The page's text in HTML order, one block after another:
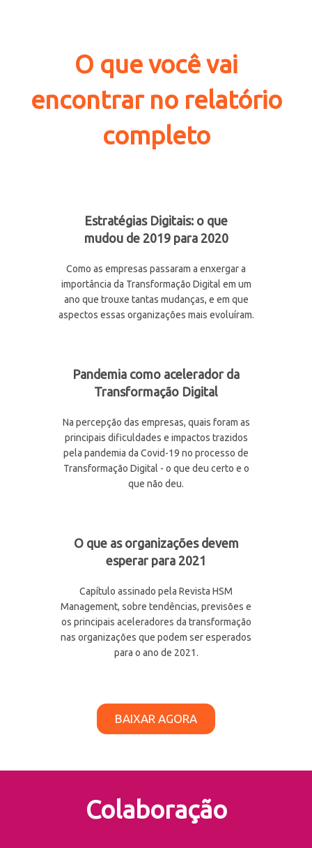
O que você vai
encontrar no relatório
completo
Estratégias Digitais: o que
mudou de 2019 para 2020
Como as empresas passaram a enxergar a
importância da Transformação Digital em um
ano que trouxe tantas mudanças, e em que
aspectos essas organizações mais evoluíram.
Pandemia como acelerador da
Transformação Digital
Na percepção das empresas, quais foram as
principais dificuldades e impactos trazidos
pela pandemia da Covid-19 no processo de
Transformação Digital - o que deu certo e o
que não deu.
O que as organizações devem
esperar para 2021
Capítulo assinado pela Revista HSM
Management, sobre tendências, previsões e
os principais aceleradores da transformação
nas organizações que podem ser esperados
para o ano de 2021.
BAIXAR AGORA
Colaboração